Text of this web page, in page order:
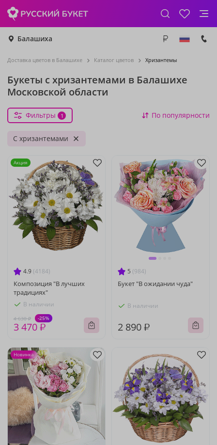
Балашиха
Доставка цветов в Балашихе Каталог цветов Хризантемы
Букеты с хризантемами в Балашихе
Московской области
Фильтры 1 По популярности
С хризантемами
4.9 (4184)
Композиция "В лучших
традициях"
В наличии
4 630 ₽ -25%
3 470 ₽
Акция
5 (984)
Букет "В ожидании чуда"
В наличии
2 890 ₽
Новинка